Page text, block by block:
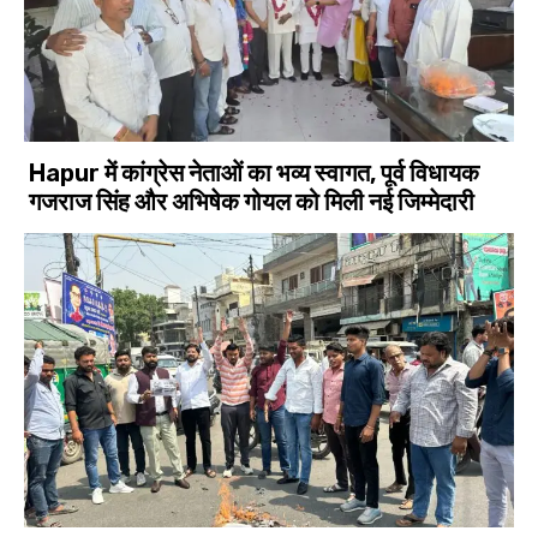
Hapur में कांग्रेस नेताओं का भव्य स्वागत, पूर्व विधायक
गजराज सिंह और अभिषेक गोयल को मिली नई जिम्मेदारी